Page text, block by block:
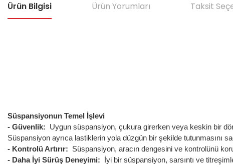
Ürün Bilgisi Ürün Yorumları Taksit
Süspansiyonun Temel İşlevi
- Güvenlik: Uygun süspansiyon, çukura girerken veya keskin bir
Süspansiyon ayrıca lastiklerin yola düzgün bir şekilde tutunmasını
- Kontrolü Artırır: Süspansiyon, aracın dengesini ve kontrolünü
- Daha İyi Sürüş Deneyimi: İyi bir süspansiyon, sarsıntı ve